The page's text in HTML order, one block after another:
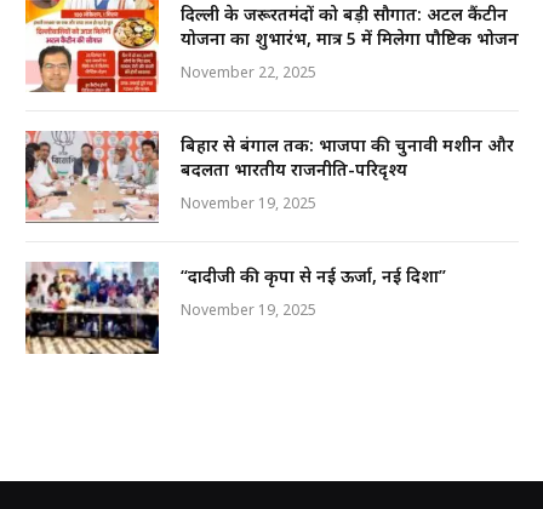
दिल्ली के जरूरतमंदों को बड़ी सौगात: अटल कैंटीन
योजना का शुभारंभ, मात्र ₹5 में मिलेगा पौष्टिक भोजन
November 22, 2025
बिहार से बंगाल तक: भाजपा की चुनावी मशीन और
बदलता भारतीय राजनीति-परिदृश्य
November 19, 2025
“दादीजी की कृपा से नई ऊर्जा, नई दिशा”
November 19, 2025